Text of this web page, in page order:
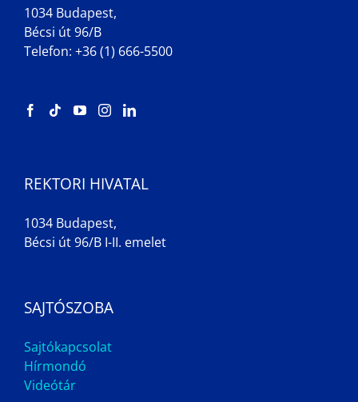
1034 Budapest,
Bécsi út 96/B
Telefon: +36 (1) 666-5500
REKTORI HIVATAL
1034 Budapest,
Bécsi út 96/B I-II. emelet
SAJTÓSZOBA
Sajtókapcsolat
Hírmondó
Videótár